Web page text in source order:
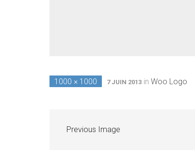
1000 × 1000 7 JUIN 2013 in Woo Logo
Previous Image